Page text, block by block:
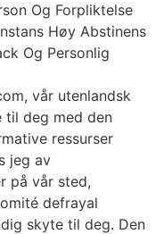
Og Forpliktelse
Høy Abstinens
Og Personlig
vår utenlandsk
til deg med den
ressurser
jeg av
på vår sted,
defrayal
skyte til deg. Den